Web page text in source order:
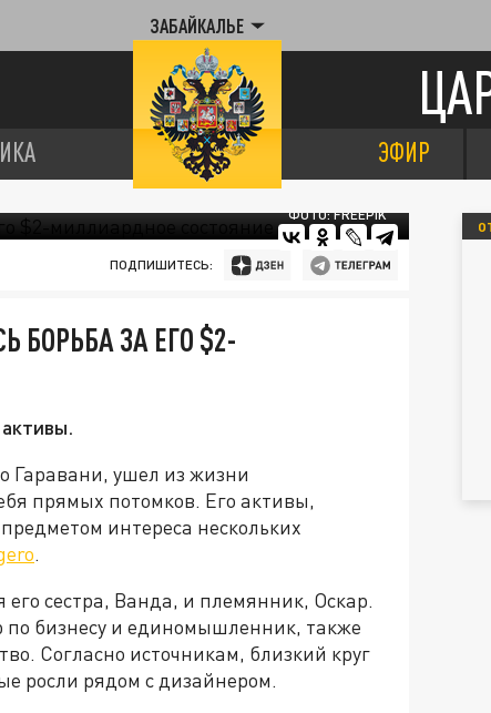
ЗАБАЙКАЛЬЕ
ЭФИР
ФОТО: FREEPIK
ПОДПИШИТЕСЬ:
БОРЬБА ЗА ЕГО $2-
Гаравани, ушел из жизни
прямых потомков. Его активы,
интереса нескольких
.
сестра, Ванда, и племянник, Оскар.
бизнесу и единомышленник, также
Согласно источникам, близкий круг
росли рядом с дизайнером.